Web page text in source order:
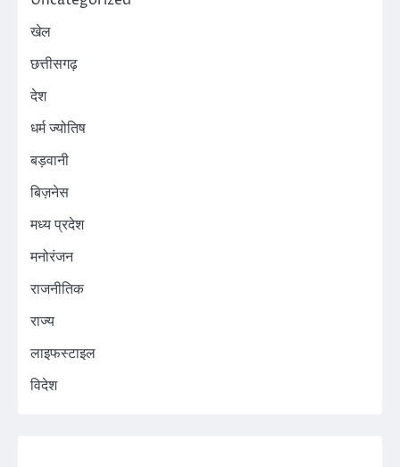
खेल
छत्तीसगढ़
देश
धर्म ज्योतिष
बड़वानी
बिज़नेस
मध्य प्रदेश
मनोरंजन
राजनीतिक
राज्य
लाइफस्टाइल
विदेश